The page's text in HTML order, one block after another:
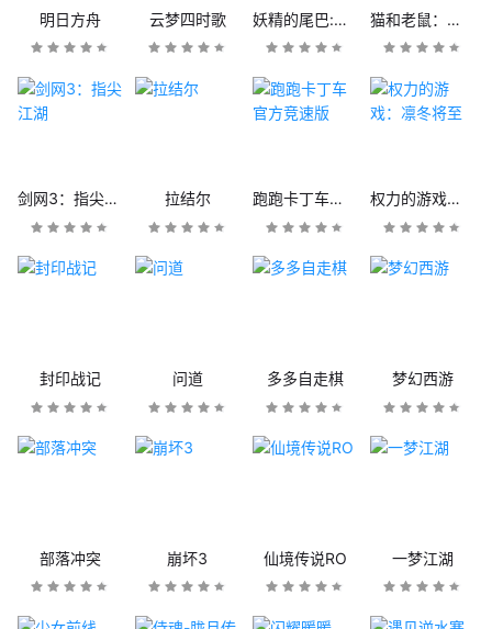
明日方舟 云梦四时歌 妖精的尾巴:魔导少年 猫和老鼠：欢乐互动
剑网3：指尖江湖 拉结尔 跑跑卡丁车官方竞速版 权力的游戏：凛冬将至
封印战记 问道 多多自走棋 梦幻西游
部落冲突 崩坏3 仙境传说RO 一梦江湖